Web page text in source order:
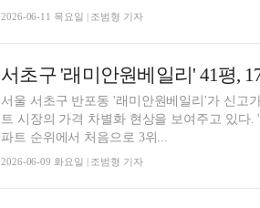
2026-06-11 목요일 | 조범형 기자
서울 서초구 반포동 '래미안원베일리'가 신고
트 시장의 가격 차별화 현상을 보여주고 있다
파트 순위에서 처음으로 3위...
2026-06-09 화요일 | 조범형 기자